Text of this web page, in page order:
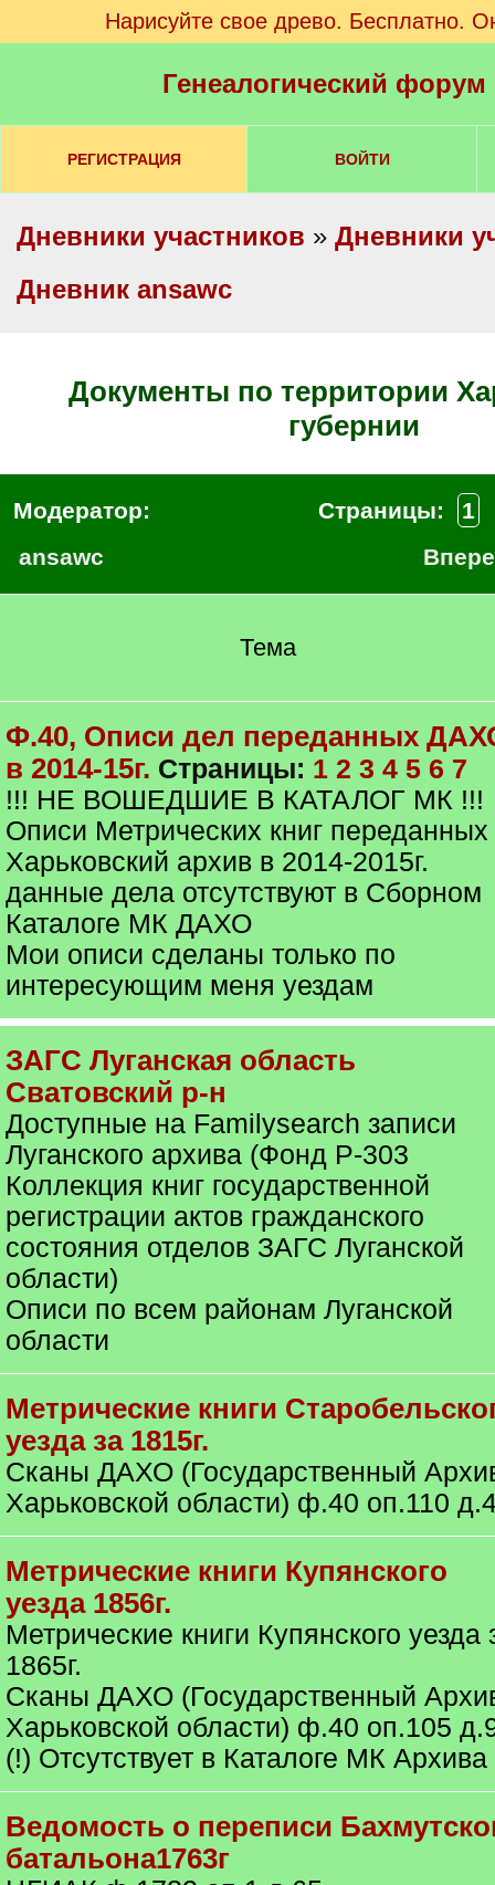
Нарисуйте свое древо. Бесплатно.
Генеалогический
РЕГИСТРАЦИЯ ВОЙТИ
Дневники участников » Дневники
Дневник ansawc
Документы по территории Харьковской
губернии
Модератор:
ansawc
Страницы: 1
Тема
Ф.40, Описи дел переданных
в 2014-15г. Страницы: 1 2 3 4 5 6 7
!!! НЕ ВОШЕДШИЕ В КАТАЛОГ МК !!!
Описи Метрических книг переданных
Харьковский архив в 2014-2015г.
данные дела отсутствуют в Сборном
Каталоге МК ДАХО
Мои описи сделаны только по
интересующим меня уездам
ЗАГС Луганская область
Сватовский р-н
Доступные на Familysearch записи
Луганского архива (Фонд Р-303
Коллекция книг государственной
регистрации актов гражданского
состояния отделов ЗАГС Луганской
области)
Описи по всем районам Луганской
области
Метрические книги
уезда за 1815г.
Сканы ДАХО (Государственный
Харьковской области) ф.40 оп.110
Метрические книги Купянского
уезда 1856г.
Метрические книги Купянского уезда
1865г.
Сканы ДАХО (Государственный
Харьковской области) ф.40 оп.105
(!) Отсутствует в Каталоге МК Архива
Ведомость о переписи
батальона1763г